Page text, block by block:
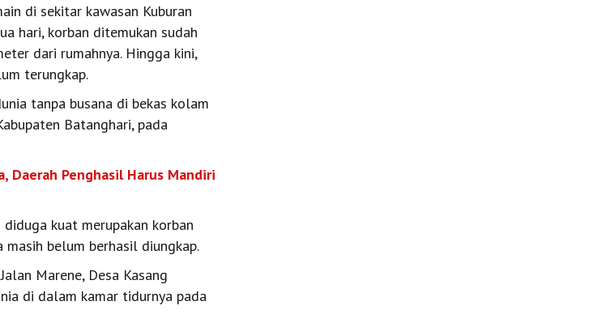
di sekitar kawasan Kuburan
hari, korban ditemukan sudah
dari rumahnya. Hingga kini,
terungkap.
tanpa busana di bekas kolam
Batanghari, pada
Daerah Penghasil Harus Mandiri
kuat merupakan korban
masih belum berhasil diungkap.
Marene, Desa Kasang
di dalam kamar tidurnya pada